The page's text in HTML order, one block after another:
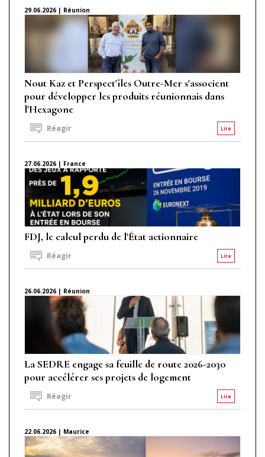
29.06.2026 | Réunion
Nout Kaz et Perspect'îles Outre-Mer s'associent
pour développer les produits réunionnais dans
l'Hexagone
Lire
Réagir
27.06.2026 | France
FDJ, le calcul perdu de l'État actionnaire
Lire
Réagir
26.06.2026 | Réunion
La SEDRE engage sa feuille de route 2026-2030
pour accélérer ses projets de logement
Lire
Réagir
22.06.2026 | Maurice